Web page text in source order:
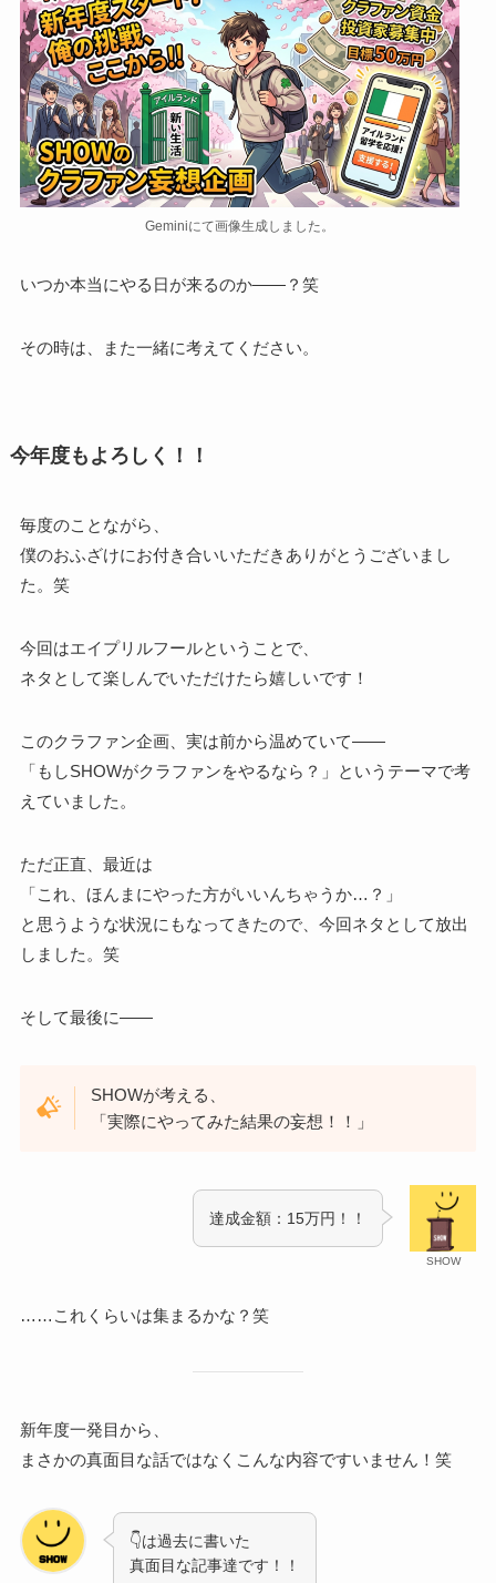
Geminiにて画像生成しました。
いつか本当にやる日が来るのか——？笑
その時は、また一緒に考えてください。
今年度もよろしく！！
毎度のことながら、
僕のおふざけにお付き合いいただきありがとうございまし
た。笑
今回はエイプリルフールということで、
ネタとして楽しんでいただけたら嬉しいです！
このクラファン企画、実は前から温めていて——
「もしSHOWがクラファンをやるなら？」というテーマで考
えていました。
ただ正直、最近は
「これ、ほんまにやった方がいいんちゃうか…？」
と思うような状況にもなってきたので、今回ネタとして放出
しました。笑
そして最後に——
SHOWが考える、
「実際にやってみた結果の妄想！！」
SHOW
達成金額：15万円！！
……これくらいは集まるかな？笑
新年度一発目から、
まさかの真面目な話ではなくこんな内容ですいません！笑
👇は過去に書いた
真面目な記事達です！！